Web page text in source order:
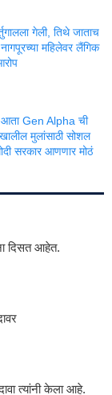
गेली, तिथे जाताच
महिलेवर लैंगिक
Gen Alpha ची
मुलांसाठी सोशल
सरकार आणणार मोठं
दिसत आहेत.
त्यांनी केला आहे.